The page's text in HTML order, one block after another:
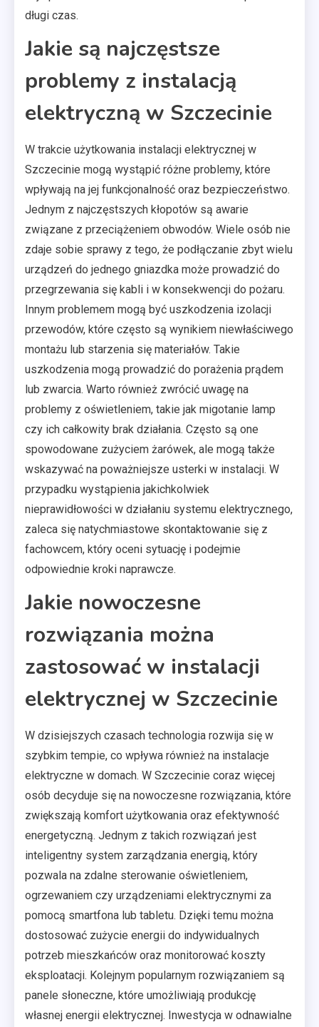
długi czas.
Jakie są najczęstsze
problemy z instalacją
elektryczną w Szczecinie
W trakcie użytkowania instalacji elektrycznej w
Szczecinie mogą wystąpić różne problemy, które
wpływają na jej funkcjonalność oraz bezpieczeństwo.
Jednym z najczęstszych kłopotów są awarie
związane z przeciążeniem obwodów. Wiele osób nie
zdaje sobie sprawy z tego, że podłączanie zbyt wielu
urządzeń do jednego gniazdka może prowadzić do
przegrzewania się kabli i w konsekwencji do pożaru.
Innym problemem mogą być uszkodzenia izolacji
przewodów, które często są wynikiem niewłaściwego
montażu lub starzenia się materiałów. Takie
uszkodzenia mogą prowadzić do porażenia prądem
lub zwarcia. Warto również zwrócić uwagę na
problemy z oświetleniem, takie jak migotanie lamp
czy ich całkowity brak działania. Często są one
spowodowane zużyciem żarówek, ale mogą także
wskazywać na poważniejsze usterki w instalacji. W
przypadku wystąpienia jakichkolwiek
nieprawidłowości w działaniu systemu elektrycznego,
zaleca się natychmiastowe skontaktowanie się z
fachowcem, który oceni sytuację i podejmie
odpowiednie kroki naprawcze.
Jakie nowoczesne
rozwiązania można
zastosować w instalacji
elektrycznej w Szczecinie
W dzisiejszych czasach technologia rozwija się w
szybkim tempie, co wpływa również na instalacje
elektryczne w domach. W Szczecinie coraz więcej
osób decyduje się na nowoczesne rozwiązania, które
zwiększają komfort użytkowania oraz efektywność
energetyczną. Jednym z takich rozwiązań jest
inteligentny system zarządzania energią, który
pozwala na zdalne sterowanie oświetleniem,
ogrzewaniem czy urządzeniami elektrycznymi za
pomocą smartfona lub tabletu. Dzięki temu można
dostosować zużycie energii do indywidualnych
potrzeb mieszkańców oraz monitorować koszty
eksploatacji. Kolejnym popularnym rozwiązaniem są
panele słoneczne, które umożliwiają produkcję
własnej energii elektrycznej. Inwestycja w odnawialne